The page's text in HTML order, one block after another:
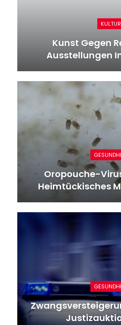
KULTUR
Kunst Gegen
Ausstellungen
Oropouche-
Heimtückisches